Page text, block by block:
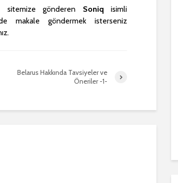
sitemize gönderen Soniq isimli
makale göndermek isterseniz
Belarus Hakkında Tavsiyeler ve
Öneriler -1-